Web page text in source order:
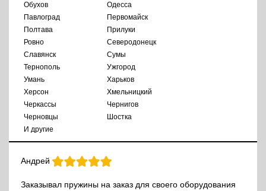
Обухов
Одесса
Павлоград
Первомайск
Полтава
Прилуки
Ровно
Северодонецк
Славянск
Сумы
Тернополь
Ужгород
Умань
Харьков
Херсон
Хмельницкий
Черкассы
Чернигов
Черновцы
Шостка
И другие
Андрей
Заказывал пружины на заказ для своего оборудования